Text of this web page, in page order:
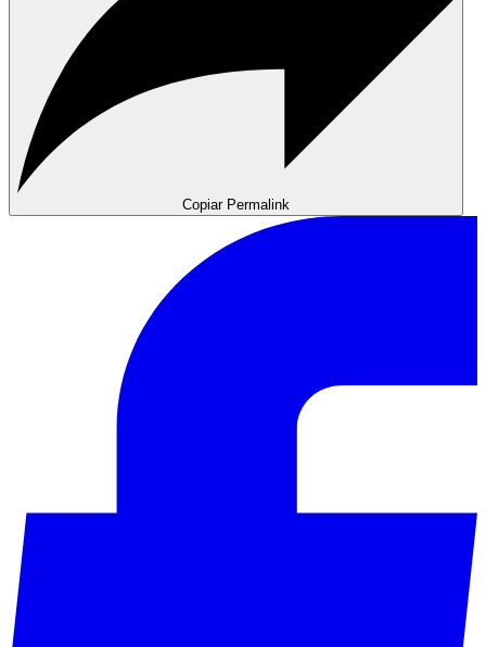
Copiar Permalink